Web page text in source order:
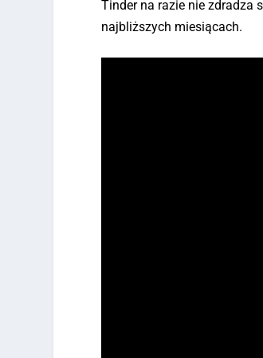
Tinder na razie nie zdradza
najbliższych miesiącach.